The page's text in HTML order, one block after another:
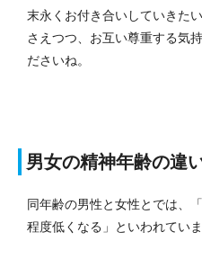
末永くお付き合いしていきた
さえつつ、お互い尊重する気
ださいね。
男女の精神年齢の違
同年齢の男性と女性とでは、
程度低くなる」といわれていま